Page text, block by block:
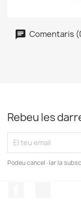
Comentaris
Rebeu les
Podeu cancel·lar la